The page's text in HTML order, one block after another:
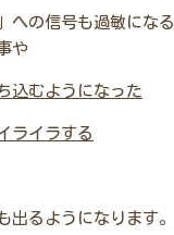
への信号も過敏にな
や
込むようになった
ライラする
出るようになります。